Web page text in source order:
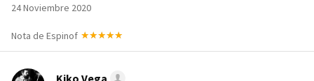
24 Noviembre 2020
Nota de Espinof
Kiko Vega